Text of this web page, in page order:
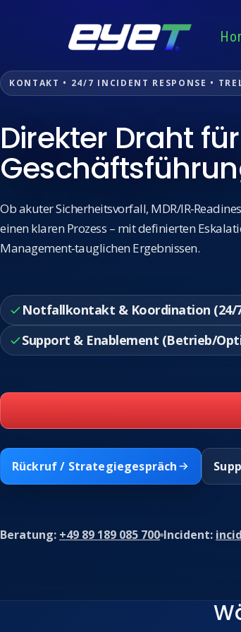
KONTAKT • 24/7 INCIDENT RESPONSE •
Direkter Draht
Ob akuter Sicherheitsvorfall, MDR/
einen klaren Prozess – mit definierten
Management‑tauglichen Ergebnissen.
Notfallkontakt & Koordination (24/
Support & Enablement (Betrieb/
Rückruf / Strategiegespräch
Beratung: +49 89 189 085 700 Incident: